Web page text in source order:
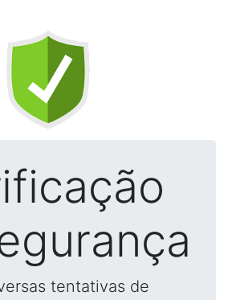
tentativas de